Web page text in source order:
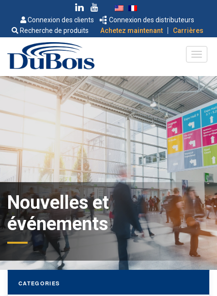
Connexion des clients
Connexion des distributeurs
Recherche de produits
Achetez maintenant | Carrières
Nouvelles et
événements
CATEGORIES